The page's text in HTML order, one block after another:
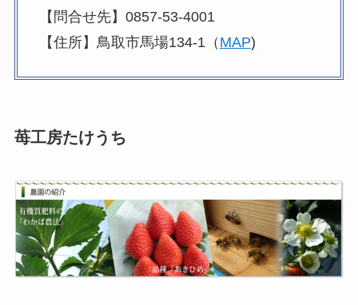
【問合せ先】0857-53-4001
【住所】鳥取市馬場134-1（ MAP)
苺工房たけうち